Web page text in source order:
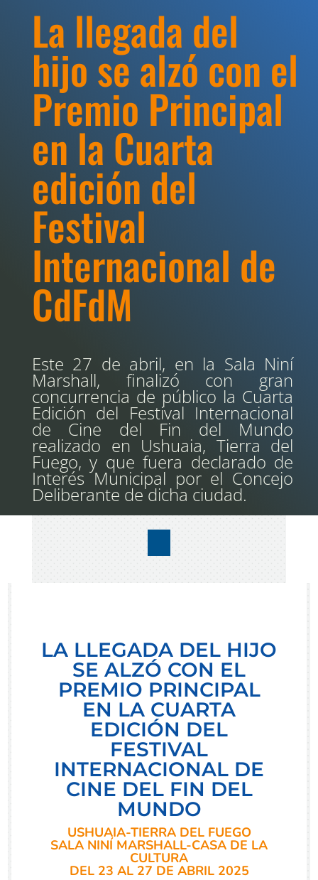
La llegada del
hijo se alzó con el
Premio Principal
en la Cuarta
edición del
Festival
Internacional de
CdFdM
Este 27 de abril, en la Sala Niní
Marshall, finalizó con gran
concurrencia de público la Cuarta
Edición del Festival Internacional
de Cine del Fin del Mundo
realizado en Ushuaia, Tierra del
Fuego, y que fuera declarado de
Interés Municipal por el Concejo
Deliberante de dicha ciudad.
LA LLEGADA DEL HIJO
SE ALZÓ CON EL
PREMIO PRINCIPAL
EN LA CUARTA
EDICIÓN DEL
FESTIVAL
INTERNACIONAL DE
CINE DEL FIN DEL
MUNDO
USHUAIA-TIERRA DEL FUEGO
SALA NINÍ MARSHALL-CASA DE LA
CULTURA
DEL 23 AL 27 DE ABRIL 2025